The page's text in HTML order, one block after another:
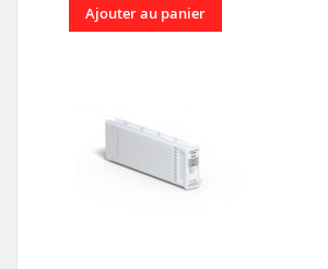
Ajouter au panier